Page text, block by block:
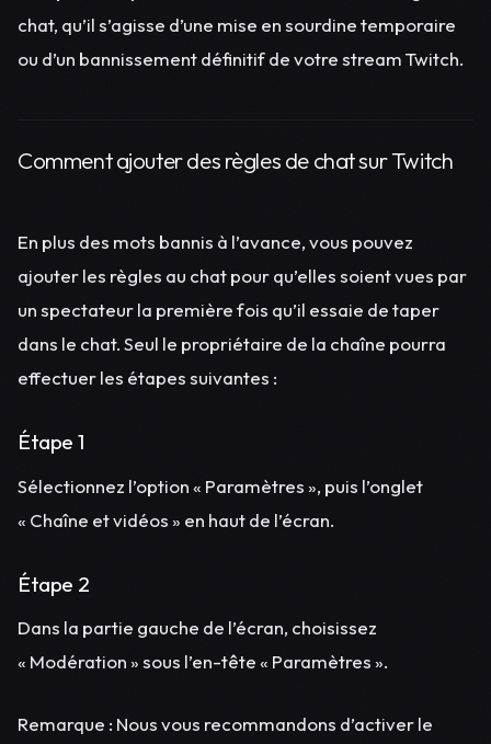
chat, qu’il s’agisse d’une mise en sourdine temporaire
ou d’un bannissement définitif de votre stream Twitch.
Comment ajouter des règles de chat sur Twitch
En plus des mots bannis à l’avance, vous pouvez
ajouter les règles au chat pour qu’elles soient vues par
un spectateur la première fois qu’il essaie de taper
dans le chat. Seul le propriétaire de la chaîne pourra
effectuer les étapes suivantes :
Étape 1
Sélectionnez l’option « Paramètres », puis l’onglet
« Chaîne et vidéos » en haut de l’écran.
Étape 2
Dans la partie gauche de l’écran, choisissez
« Modération » sous l’en-tête « Paramètres ».
Remarque : Nous vous recommandons d’activer le